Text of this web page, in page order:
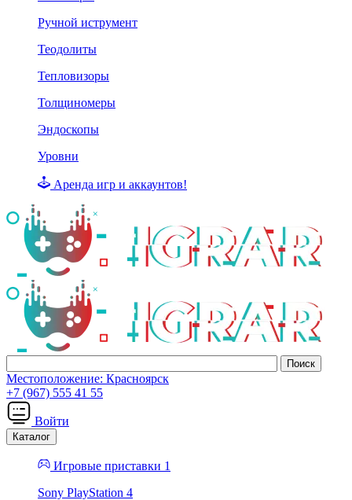
Ручной иструмент
Теодолиты
Тепловизоры
Толщиномеры
Эндоскопы
Уровни
Аренда игр и аккаунтов!
Местоположение: Красноярск
+7 (967) 555 41 55
Войти
Каталог
Игровые приставки 1
Sony PlayStation 4